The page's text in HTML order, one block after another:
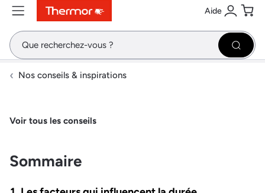
ContenuMenuRecherche Aide
Se
Nos conseils & inspirations
Voir tous les conseils
Sommaire